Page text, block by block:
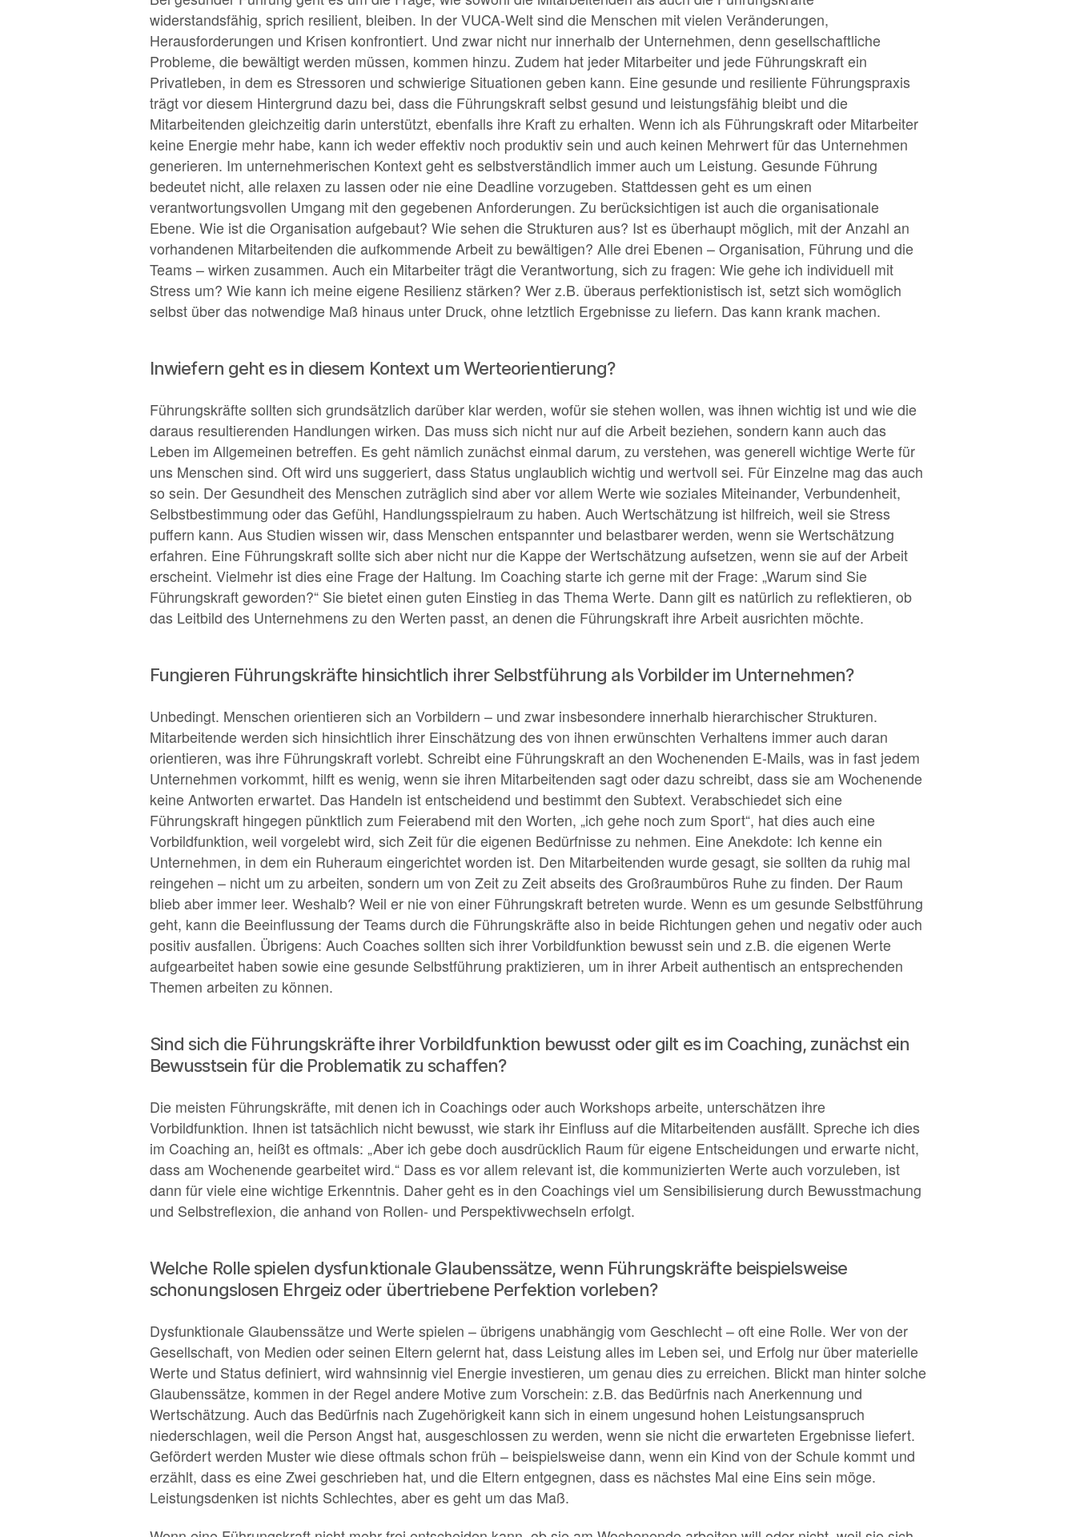
widerstandsfähig, sprich resilient, bleiben. In der VUCA-Welt sind die Menschen mit vielen Veränderungen,
Herausforderungen und Krisen konfrontiert. Und zwar nicht nur innerhalb der Unternehmen, denn gesellschaftliche
Probleme, die bewältigt werden müssen, kommen hinzu. Zudem hat jeder Mitarbeiter und jede Führungskraft ein
Privatleben, in dem es Stressoren und schwierige Situationen geben kann. Eine gesunde und resiliente Führungspraxis
trägt vor diesem Hintergrund dazu bei, dass die Führungskraft selbst gesund und leistungsfähig bleibt und die
Mitarbeitenden gleichzeitig darin unterstützt, ebenfalls ihre Kraft zu erhalten. Wenn ich als Führungskraft oder Mitarbeiter
keine Energie mehr habe, kann ich weder effektiv noch produktiv sein und auch keinen Mehrwert für das Unternehmen
generieren. Im unternehmerischen Kontext geht es selbstverständlich immer auch um Leistung. Gesunde Führung
bedeutet nicht, alle relaxen zu lassen oder nie eine Deadline vorzugeben. Stattdessen geht es um einen
verantwortungsvollen Umgang mit den gegebenen Anforderungen. Zu berücksichtigen ist auch die organisationale
Ebene. Wie ist die Organisation aufgebaut? Wie sehen die Strukturen aus? Ist es überhaupt möglich, mit der Anzahl an
vorhandenen Mitarbeitenden die aufkommende Arbeit zu bewältigen? Alle drei Ebenen – Organisation, Führung und die
Teams – wirken zusammen. Auch ein Mitarbeiter trägt die Verantwortung, sich zu fragen: Wie gehe ich individuell mit
Stress um? Wie kann ich meine eigene Resilienz stärken? Wer z.B. überaus perfektionistisch ist, setzt sich womöglich
selbst über das notwendige Maß hinaus unter Druck, ohne letztlich Ergebnisse zu liefern. Das kann krank machen.
Inwiefern geht es in diesem Kontext um Werteorientierung?
Führungskräfte sollten sich grundsätzlich darüber klar werden, wofür sie stehen wollen, was ihnen wichtig ist und wie die
daraus resultierenden Handlungen wirken. Das muss sich nicht nur auf die Arbeit beziehen, sondern kann auch das
Leben im Allgemeinen betreffen. Es geht nämlich zunächst einmal darum, zu verstehen, was generell wichtige Werte für
uns Menschen sind. Oft wird uns suggeriert, dass Status unglaublich wichtig und wertvoll sei. Für Einzelne mag das auch
so sein. Der Gesundheit des Menschen zuträglich sind aber vor allem Werte wie soziales Miteinander, Verbundenheit,
Selbstbestimmung oder das Gefühl, Handlungsspielraum zu haben. Auch Wertschätzung ist hilfreich, weil sie Stress
puffern kann. Aus Studien wissen wir, dass Menschen entspannter und belastbarer werden, wenn sie Wertschätzung
erfahren. Eine Führungskraft sollte sich aber nicht nur die Kappe der Wertschätzung aufsetzen, wenn sie auf der Arbeit
erscheint. Vielmehr ist dies eine Frage der Haltung. Im Coaching starte ich gerne mit der Frage: „Warum sind Sie
Führungskraft geworden?“ Sie bietet einen guten Einstieg in das Thema Werte. Dann gilt es natürlich zu reflektieren, ob
das Leitbild des Unternehmens zu den Werten passt, an denen die Führungskraft ihre Arbeit ausrichten möchte.
Fungieren Führungskräfte hinsichtlich ihrer Selbstführung als Vorbilder im Unternehmen?
Unbedingt. Menschen orientieren sich an Vorbildern – und zwar insbesondere innerhalb hierarchischer Strukturen.
Mitarbeitende werden sich hinsichtlich ihrer Einschätzung des von ihnen erwünschten Verhaltens immer auch daran
orientieren, was ihre Führungskraft vorlebt. Schreibt eine Führungskraft an den Wochenenden E-Mails, was in fast jedem
Unternehmen vorkommt, hilft es wenig, wenn sie ihren Mitarbeitenden sagt oder dazu schreibt, dass sie am Wochenende
keine Antworten erwartet. Das Handeln ist entscheidend und bestimmt den Subtext. Verabschiedet sich eine
Führungskraft hingegen pünktlich zum Feierabend mit den Worten, „ich gehe noch zum Sport“, hat dies auch eine
Vorbildfunktion, weil vorgelebt wird, sich Zeit für die eigenen Bedürfnisse zu nehmen. Eine Anekdote: Ich kenne ein
Unternehmen, in dem ein Ruheraum eingerichtet worden ist. Den Mitarbeitenden wurde gesagt, sie sollten da ruhig mal
reingehen – nicht um zu arbeiten, sondern um von Zeit zu Zeit abseits des Großraumbüros Ruhe zu finden. Der Raum
blieb aber immer leer. Weshalb? Weil er nie von einer Führungskraft betreten wurde. Wenn es um gesunde Selbstführung
geht, kann die Beeinflussung der Teams durch die Führungskräfte also in beide Richtungen gehen und negativ oder auch
positiv ausfallen. Übrigens: Auch Coaches sollten sich ihrer Vorbildfunktion bewusst sein und z.B. die eigenen Werte
aufgearbeitet haben sowie eine gesunde Selbstführung praktizieren, um in ihrer Arbeit authentisch an entsprechenden
Themen arbeiten zu können.
Sind sich die Führungskräfte ihrer Vorbildfunktion bewusst oder gilt es im Coaching, zunächst ein
Bewusstsein für die Problematik zu schaffen?
Die meisten Führungskräfte, mit denen ich in Coachings oder auch Workshops arbeite, unterschätzen ihre
Vorbildfunktion. Ihnen ist tatsächlich nicht bewusst, wie stark ihr Einfluss auf die Mitarbeitenden ausfällt. Spreche ich dies
im Coaching an, heißt es oftmals: „Aber ich gebe doch ausdrücklich Raum für eigene Entscheidungen und erwarte nicht,
dass am Wochenende gearbeitet wird.“ Dass es vor allem relevant ist, die kommunizierten Werte auch vorzuleben, ist
dann für viele eine wichtige Erkenntnis. Daher geht es in den Coachings viel um Sensibilisierung durch Bewusstmachung
und Selbstreflexion, die anhand von Rollen- und Perspektivwechseln erfolgt.
Welche Rolle spielen dysfunktionale Glaubenssätze, wenn Führungskräfte beispielsweise
schonungslosen Ehrgeiz oder übertriebene Perfektion vorleben?
Dysfunktionale Glaubenssätze und Werte spielen – übrigens unabhängig vom Geschlecht – oft eine Rolle. Wer von der
Gesellschaft, von Medien oder seinen Eltern gelernt hat, dass Leistung alles im Leben sei, und Erfolg nur über materielle
Werte und Status definiert, wird wahnsinnig viel Energie investieren, um genau dies zu erreichen. Blickt man hinter solche
Glaubenssätze, kommen in der Regel andere Motive zum Vorschein: z.B. das Bedürfnis nach Anerkennung und
Wertschätzung. Auch das Bedürfnis nach Zugehörigkeit kann sich in einem ungesund hohen Leistungsanspruch
niederschlagen, weil die Person Angst hat, ausgeschlossen zu werden, wenn sie nicht die erwarteten Ergebnisse liefert.
Gefördert werden Muster wie diese oftmals schon früh – beispielsweise dann, wenn ein Kind von der Schule kommt und
erzählt, dass es eine Zwei geschrieben hat, und die Eltern entgegnen, dass es nächstes Mal eine Eins sein möge.
Leistungsdenken ist nichts Schlechtes, aber es geht um das Maß.